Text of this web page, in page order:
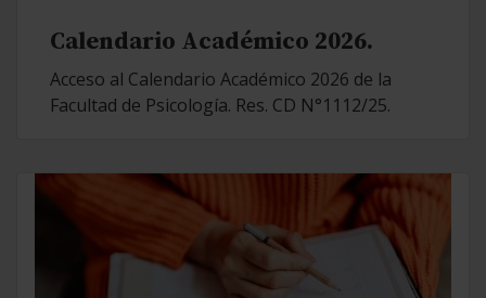
Calendario Académico 2026.
Acceso al Calendario Académico 2026 de la
Facultad de Psicología. Res. CD N°1112/25.